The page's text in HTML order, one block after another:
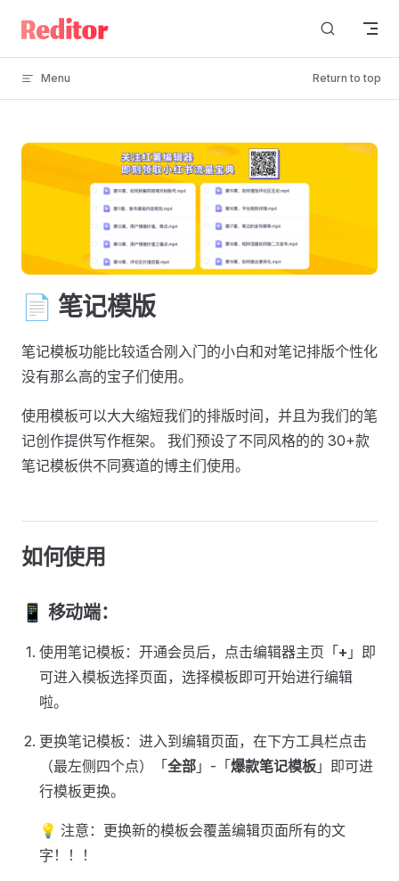
Skip to content
Menu Return to top
📄 笔记模版
笔记模板功能比较适合刚入门的小白和对笔记排版个性化
没有那么高的宝子们使用。
使用模板可以大大缩短我们的排版时间，并且为我们的笔
记创作提供写作框架。 我们预设了不同风格的的 30+款
笔记模板供不同赛道的博主们使用。
如何使用
📱 移动端：
使用笔记模板：开通会员后，点击编辑器主页「 + 」即
可进入模板选择页面，选择模板即可开始进行编辑
啦。
更换笔记模板：进入到编辑页面，在下方工具栏点击
（最左侧四个点）「 全部 」-「 爆款笔记模板 」即可进
行模板更换。
💡 注意：更换新的模板会覆盖编辑页面所有的文
字！！！